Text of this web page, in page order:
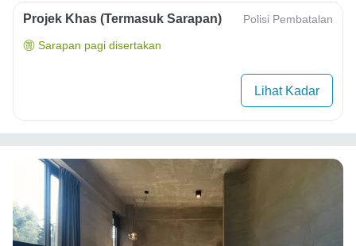
Projek Khas (Termasuk Sarapan) Polisi Pembatalan
Sarapan pagi disertakan
Lihat Kadar